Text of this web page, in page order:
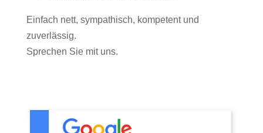
Einfach nett, sympathisch, kompetent und
zuverlässig.
Sprechen Sie mit uns.